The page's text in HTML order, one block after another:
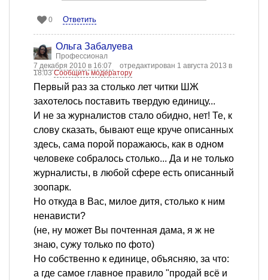
0 Ответить
Ольга Забалуева
Профессионал
7 декабря 2010 в 16:07
отредактирован 1 августа 2013 в
18:03Сообщить модератору
Первый раз за столько лет читки ШЖ
захотелось поставить твердую единицу...
И не за журналистов стало обидно, нет! Те, к
слову сказать, бывают еще круче описанных
здесь, сама порой поражаюсь, как в одном
человеке собралось столько... Да и не только
журналисты, в любой сфере есть описанный
зоопарк.
Но откуда в Вас, милое дитя, столько к ним
ненависти?
(не, ну может Вы почтенная дама, я ж не
знаю, сужу только по фото)
Но собственно к единице, объясняю, за что:
а где самое главное правило "продай всё и